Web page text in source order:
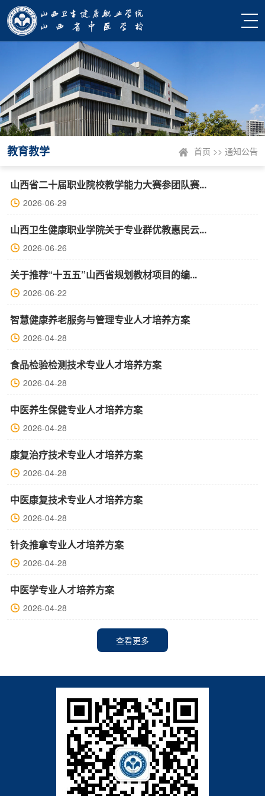
教育教学 首页 >> 通知公告
山西省二十届职业院校教学能力大赛参团队赛...
2026-06-29
山西卫生健康职业学院关于专业群优教惠民云...
2026-06-26
关于推荐“十五五”山西省规划教材项目的编...
2026-06-22
智慧健康养老服务与管理专业人才培养方案
2026-04-28
食品检验检测技术专业人才培养方案
2026-04-28
中医养生保健专业人才培养方案
2026-04-28
康复治疗技术专业人才培养方案
2026-04-28
中医康复技术专业人才培养方案
2026-04-28
针灸推拿专业人才培养方案
2026-04-28
中医学专业人才培养方案
2026-04-28
查看更多